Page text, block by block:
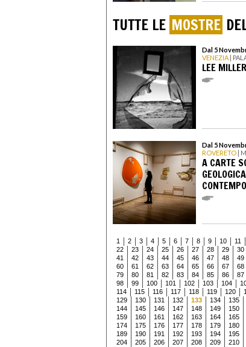
TUTTE LE MOSTRE
Dal 5
VENEZIA |
LEE
Dal 5
ROVERETO |
A CARTE
1 2 3 4 5 6 7 8 9 10 11
22
23 24 25 26 27 28 29 30
41
42 43 44 45 46 47 48 49
60
61 62 63 64 65 66 67 68
79
80 81 82 83 84 85 86 87
98
99 100 101 102 103 104
114
115 116 117 118 119 120
129
130 131 132 133 134 135
144
145 146 147 148 149 150
159
160 161 162 163 164 165
174
175 176 177 178 179 180
189
190 191 192 193 194 195
204
205 206 207 208 209 210